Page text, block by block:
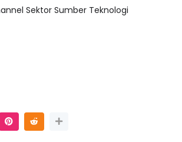
Sektor Sumber Teknologi